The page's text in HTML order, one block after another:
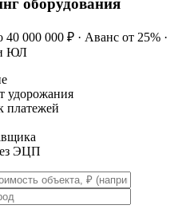
оборудования
000 000 ₽ · Аванс от 25% ·
и ЮЛ
удорожания
платежей
ЭЦП